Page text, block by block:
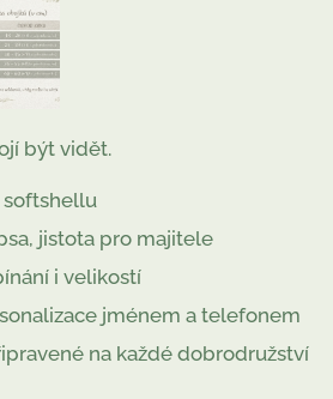
být vidět.
softshellu
jistota pro majitele
i velikostí
jménem a telefonem
na každé dobrodružství